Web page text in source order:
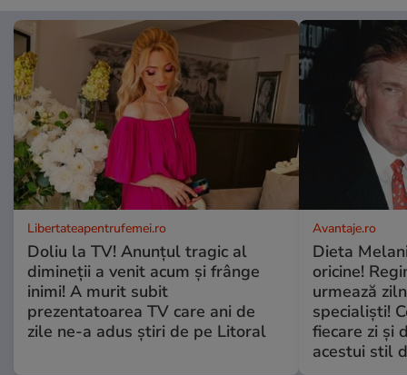
Libertateapentrufemei.ro
Doliu la TV! Anunțul tragic al
dimineții a venit acum și frânge
inimi! A murit subit
prezentatoarea TV care ani de
zile ne-a adus știri de pe Litoral
Avantaje.ro
Dieta
oricine!
urmează
specialiști!
fiecare zi și
acestui stil